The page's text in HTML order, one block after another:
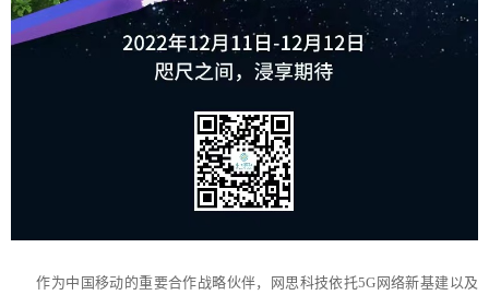
作为中国移动的重要合作战略伙伴，网思科技依托5G网络新基建以及